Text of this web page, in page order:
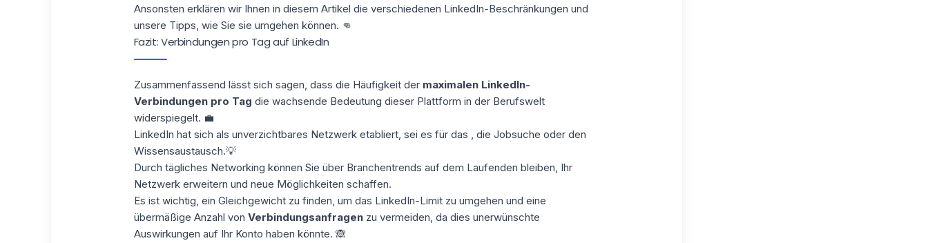
Ansonsten erklären wir Ihnen in diesem Artikel die verschiedenen LinkedIn-Beschränkungen und
unsere Tipps, wie Sie sie umgehen können. 👊
Fazit: Verbindungen pro Tag auf LinkedIn
Zusammenfassend lässt sich sagen, dass die Häufigkeit der maximalen LinkedIn-
Verbindungen pro Tag die wachsende Bedeutung dieser Plattform in der Berufswelt
widerspiegelt. 💼
LinkedIn hat sich als unverzichtbares Netzwerketabliert, sei es für das , die Jobsuche oder den
Wissensaustausch.💡
Durch tägliches Networking können Sie über Branchentrends auf dem Laufenden bleiben, Ihr
Netzwerk erweitern und neue Möglichkeiten schaffen.
Es ist wichtig, ein Gleichgewicht zu finden, um das LinkedIn-Limit zu umgehen und eine
übermäßige Anzahl von Verbindungsanfragenzu vermeiden, da dies unerwünschte
Auswirkungen auf Ihr Konto haben könnte. 🙈